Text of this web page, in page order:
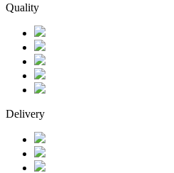
Quality
Delivery